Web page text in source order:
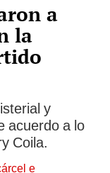
a
la
y
acuerdo a lo
Coila.
e